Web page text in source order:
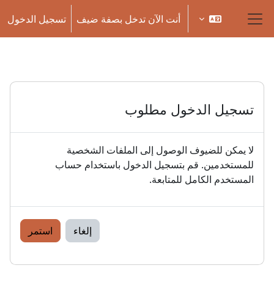
تخطى إلى المحتوى الرئيسي
واجهة جانبية
أنت الآن تدخل بصفة ضيف تسجيل الدخول
تسجيل الدخول مطلوب
لا يمكن للضيوف الوصول إلى الملفات الشخصية
للمستخدمين. قم بتسجيل الدخول باستخدام حساب
المستخدم الكامل للمتابعة.
إلغاء استمر